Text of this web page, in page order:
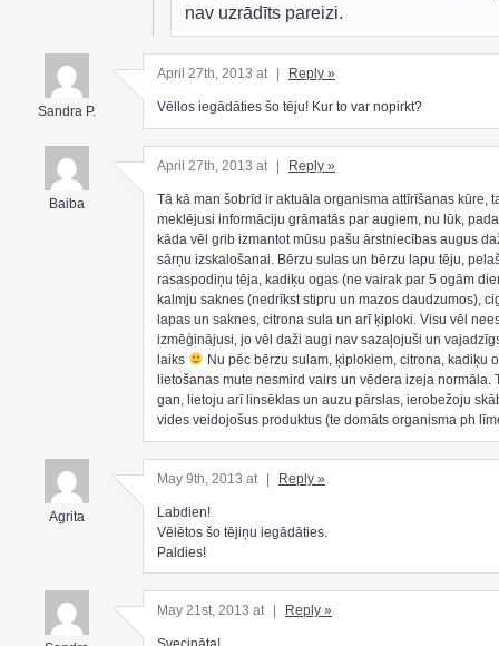
nav uzrādīts pareizi.
Sandra P.
April 27th, 2013 at Reply »
Vēllos iegādāties šo tēju! Kur to var nopirkt?
Baiba
April 27th, 2013 at Reply »
Tā kā man šobrīd ir aktuāla organisma attīrīšanas kūre,
meklējusi informāciju grāmatās par augiem, nu lūk,
kāda vēl grib izmantot mūsu pašu ārstniecības augus
sārņu izskalošanai. Bērzu sulas un bērzu lapu tēju,
rasaspodiņu tēja, kadiķu ogas (ne vairak par 5 ogām
kalmju saknes (nedrīkst stipru un mazos daudzumos),
lapas un saknes, citrona sula un arī ķiploki. Visu vēl
izmēģinājusi, jo vēl daži augi nav sazaļojuši un
laiks
Nu pēc bērzu sulam, ķiplokiem, citrona, kadiķu
lietošanas mute nesmird vairs un vēdera izeja normāla.
gan, lietoju arī linsēklas un auzu pārslas, ierobežoju
vides veidojošus produktus (te domāts organisma ph
Agrita
May 9th, 2013 at | Reply »
Labdien!
Vēlētos šo tējiņu iegādāties.
Paldies!
May 21st, 2013 at Reply »